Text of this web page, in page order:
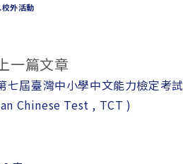
外活動
一篇文章
七屆臺灣中小學中文能力檢定考試
Chinese Test , TCT )